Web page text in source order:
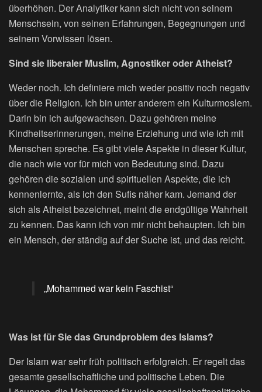
überhöhen. Der Analytiker kann sich nicht von seinem
Menschsein, von seinen Erfahrungen, Begegnungen und
seinem Vorwissen lösen.
Sind sie liberaler Muslim, Agnostiker oder Atheist?
Weder noch. Ich definiere mich weder positiv noch negativ
über die Religion. Ich bin unter anderem ein Kulturmoslem.
Darin bin ich aufgewachsen. Dazu gehören meine
Kindheitserinnerungen, meine Erziehung und wie ich mit
Menschen spreche. Es gibt viele Aspekte in dieser Kultur,
die nach wie vor für mich von Bedeutung sind. Dazu
gehören die sozialen und spirituellen Aspekte, die ich
kennenlernte, als ich den Sufis näher kam. Jemand der
sich als Atheist bezeichnet, meint die endgültige Wahrheit
zu kennen. Das kann ich von mir nicht behaupten. Ich bin
ein Mensch, der ständig auf der Suche ist, und das reicht.
„Mohammed war kein Faschist“
Was ist für Sie das Grundproblem des Islams?
Der Islam war sehr früh politisch erfolgreich. Er regelt das
gesamte gesellschaftliche und politische Leben. Die